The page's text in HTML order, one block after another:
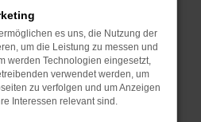
dem neuesten Stand
birgt nicht nur ein
kann auch dazu
Funktionen nicht mehr
es uns, die Nutzung der
um die Leistung zu messen und
werden Technologien eingesetzt,
verwendet werden, um
zu verfolgen und um Anzeigen
Interessen relevant sind.